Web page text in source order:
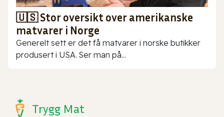
🇺🇸 Stor oversikt over amerikanske
matvarer i Norge
Generelt sett er det få matvarer i norske butikker
produsert i USA. Ser man på...
Trygg Mat